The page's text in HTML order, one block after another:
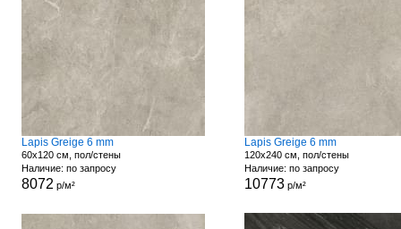
Lapis Greige 6 mm
60x120 см, пол/стены
Наличие: по запросу
8072 р/м²
Lapis Greige 6 mm
120x240 см, пол/стены
Наличие: по запросу
10773р/м²